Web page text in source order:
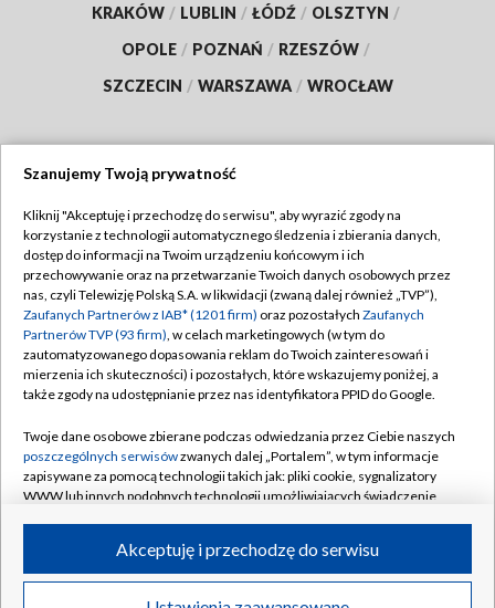
KRAKÓW / LUBLIN / ŁÓDŹ / OLSZTYN /
OPOLE / POZNAŃ / RZESZÓW /
SZCZECIN / WARSZAWA / WROCŁAW
TVP
Abonament TVP
Emisja w TVP
Centrum informacji TVP
Naziemna Telewizja Cyfrowa
Rada Programowa
System NOS
Informacje o nadawcy
Program dla prasy
Regulamin TVP
Polityka prywatności
Moje zgody
Pomoc
Kontakt
Kanały
©2026 Telewizja Polska S.A. w likwidacji
Szanujemy Twoją prywatność
Kliknij "Akceptuję i przechodzę do serwisu", aby wyrazić zgody na
korzystanie z technologii automatycznego śledzenia i zbierania danych,
dostęp do informacji na Twoim urządzeniu końcowym i ich
przechowywanie oraz na przetwarzanie Twoich danych osobowych przez
nas, czyli Telewizję Polską S.A. w likwidacji (zwaną dalej również „TVP”),
Zaufanych Partnerów z IAB* (1201 firm) oraz pozostałych Zaufanych
Partnerów TVP (93 firm), w celach marketingowych (w tym do
zautomatyzowanego dopasowania reklam do Twoich zainteresowań i
mierzenia ich skuteczności) i pozostałych, które wskazujemy poniżej, a
także zgody na udostępnianie przez nas identyfikatora PPID do Google.
Twoje dane osobowe zbierane podczas odwiedzania przez Ciebie naszych
poszczególnych serwisówzwanych dalej „Portalem”, w tym informacje
zapisywane za pomocą technologii takich jak: pliki cookie, sygnalizatory
WWW lub innych podobnych technologii umożliwiających świadczenie
ruchu w Internecie.
Twoje dane osobowe zbierane podczas odwiedzania przez Ciebie
Akceptuję i przechodzę do serwisu